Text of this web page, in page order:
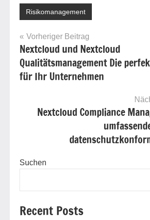
Risikomanagement
Beitragsnavigation
Vorheriger Beitrag
Nextcloud und Nextcloud
Qualitätsmanagement Die
für Ihr Unternehmen
Nextcloud Compliance
Suchen
Recent Posts